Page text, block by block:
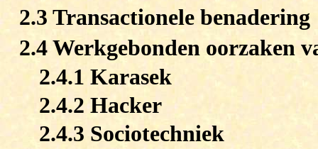
2.3 Transactionele benadering
2.4 Werkgebonden oorzaken
2.4.1 Karasek
2.4.2 Hacker
2.4.3 Sociotechniek